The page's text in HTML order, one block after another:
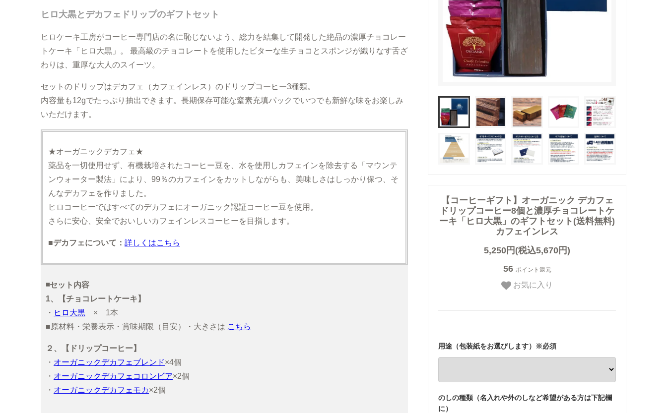
【コーヒーギフト】オーガニック デカフェ
ドリップコーヒー8個と濃厚チョコレートケ
ーキ「ヒロ大黒」のギフトセット(送料無料)
カフェインレス
5,250円(税込5,670円)
56 ポイント還元
お気に入り
用途（包装紙をお選びします）※必須
のしの種類（名入れや外のしなど希望がある方は下記欄
に）
ヒロ大黒とデカフェドリップのギフトセット
ヒロケーキ工房がコーヒー専門店の名に恥じないよう、総力を結集して開発した絶品の濃厚チョコレー
トケーキ「ヒロ大黒」。 最高級のチョコレートを使用したビターな生チョコとスポンジが織りなす舌ざ
わりは、重厚な大人のスイーツ。
セットのドリップはデカフェ（カフェインレス）のドリップコーヒー3種類。
内容量も12gでたっぷり抽出できます。長期保存可能な窒素充填パックでいつでも新鮮な味をお楽しみ
いただけます。
★オーガニックデカフェ★
薬品を一切使用せず、有機栽培されたコーヒー豆を、水を使用しカフェインを除去する「マウンテ
ンウォーター製法」により、99％のカフェインをカットしながらも、美味しさはしっかり保つ、そ
んなデカフェを作りました。
ヒロコーヒーではすべてのデカフェにオーガニック認証コーヒー豆を使用。
さらに安心、安全でおいしいカフェインレスコーヒーを目指します。
■デカフェについて： 詳しくはこちら
◾️セット内容
1、【チョコレートケーキ】
・ ヒロ大黒 × 1本
■原材料・栄養表示・賞味期限（目安）・大きさは こちら
２、【ドリップコーヒー】
・ オーガニックデカフェブレンド×4個
・ オーガニックデカフェコロンビア×2個
・ オーガニックデカフェモカ×2個